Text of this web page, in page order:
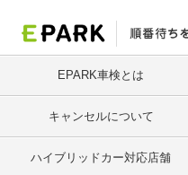
EPARK車検とは
キャンセルについて
ハイブリッドカー対応店舗